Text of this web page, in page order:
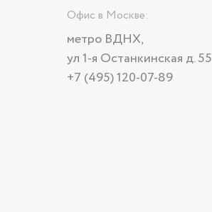
Офис в Москве:
метро ВДНХ,
ул 1-я Останкинская д. 55
+7 (495) 120-07-89